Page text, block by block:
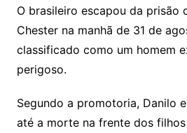
O brasileiro escapou da prisão
Chester na manhã de 31 de
classificado como um homem
perigoso.
Segundo a promotoria, Danilo
até a morte na frente dos